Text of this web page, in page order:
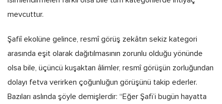
mevcuttur.
Şafiî ekolüne gelince, resmî görüş zekâtın sekiz kategori
arasında eşit olarak dağıtılmasının zorunlu olduğu yönünde
olsa bile, üçüncü kuşaktan âlimler, resmî görüşün zorluğundan
dolayı fetva verirken çoğunluğun görüşünü takip ederler.
Bazıları aslında şöyle demişlerdir: “Eğer Şafi’i bugün hayatta